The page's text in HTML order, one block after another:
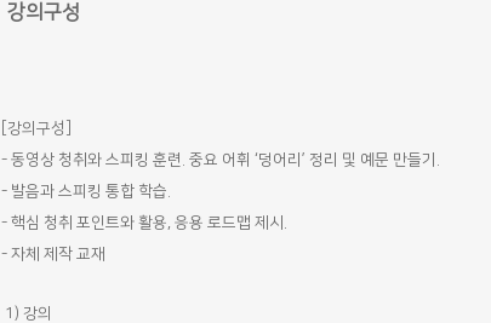
강의구성
[강의구성]
- 동영상 청취와 스피킹 훈련. 중요 어휘 ‘덩어리’ 정리 및 예문 만들기.
- 발음과 스피킹 통합 학습.
- 핵심 청취 포인트와 활용, 응용 로드맵 제시.
- 자체 제작 교재
1) 강의